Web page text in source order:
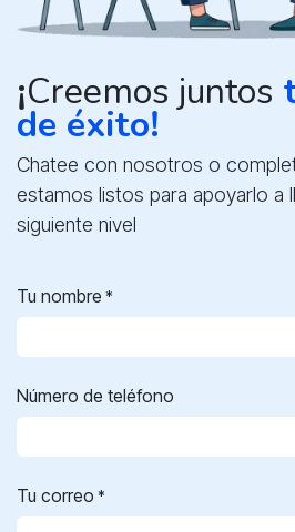
¡Creemos juntos
de éxito!
Chatee con nosotros o
estamos listos para apoyarlo a
siguiente nivel
Tu nombre *
Número de teléfono
Tu correo *